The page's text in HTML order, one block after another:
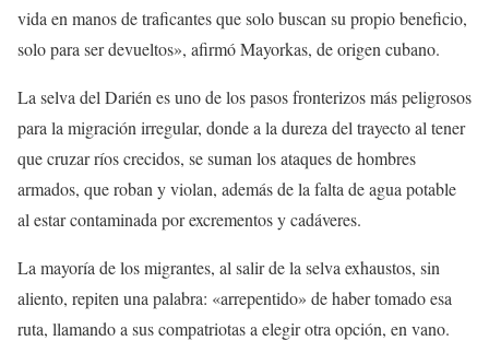
vida en manos de traficantes que solo buscan su propio beneficio,
solo para ser devueltos», afirmó Mayorkas, de origen cubano.
La selva del Darién es uno de los pasos fronterizos más peligrosos
para la migración irregular, donde a la dureza del trayecto al tener
que cruzar ríos crecidos, se suman los ataques de hombres
armados, que roban y violan, además de la falta de agua potable
al estar contaminada por excrementos y cadáveres.
La mayoría de los migrantes, al salir de la selva exhaustos, sin
aliento, repiten una palabra: «arrepentido» de haber tomado esa
ruta, llamando a sus compatriotas a elegir otra opción, en vano.